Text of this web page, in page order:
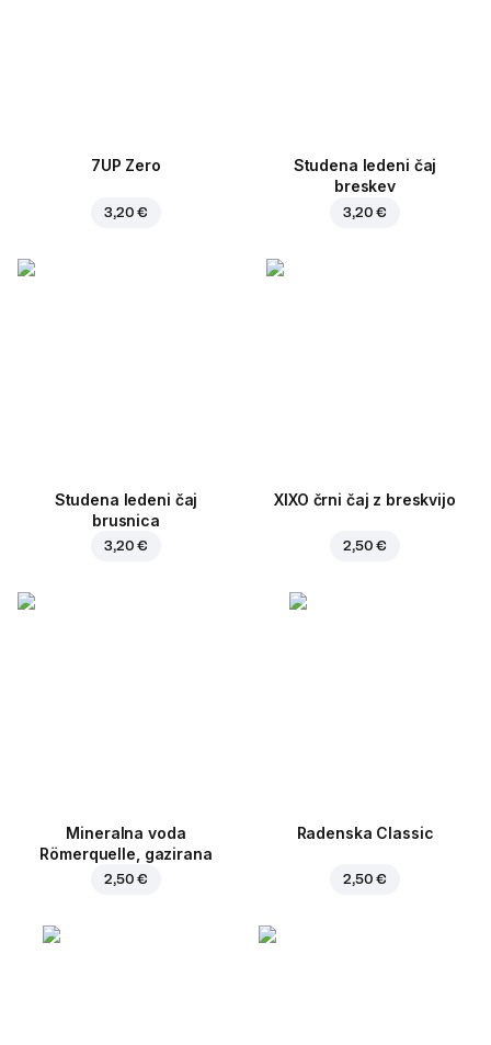
7UP Zero
3,20 €
Studena ledeni čaj
breskev
3,20 €
Studena ledeni čaj
brusnica
3,20 €
XIXO črni čaj z breskvijo
2,50 €
Mineralna voda
Römerquelle, gazirana
2,50 €
Radenska Classic
2,50 €